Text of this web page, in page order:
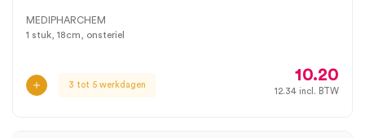
MEDIPHARCHEM
1 stuk, 18cm, onsteriel
3 tot 5 werkdagen
10.20
12.34 incl. BTW